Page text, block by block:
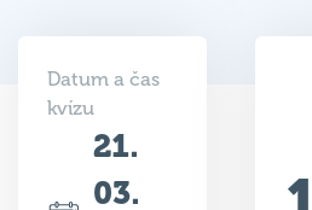
Datum a čas
kvízu
21.
03.